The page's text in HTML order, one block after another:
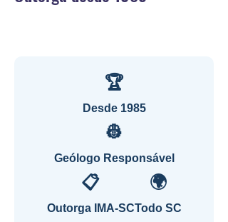
🏆
Desde 1985
👷
Geólogo Responsável
📋
Outorga IMA-SC
🌍
Todo SC